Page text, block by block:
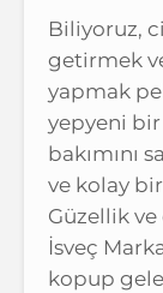
Biliyoruz,
getirmek
yapmak
yepyeni bir
bakımını
ve kolay
Güzellik
İsveç
kopup